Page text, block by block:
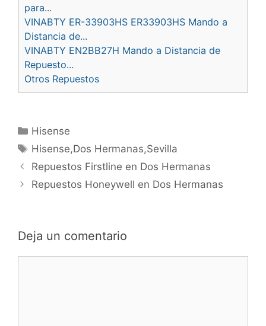
para...
VINABTY ER-33903HS ER33903HS Mando a
Distancia de...
VINABTY EN2BB27H Mando a Distancia de
Repuesto...
Otros Repuestos
Categorías
Hisense
Etiquetas
Hisense,Dos Hermanas,Sevilla
Navegación
de
entradas
Repuestos Firstline en Dos Hermanas
Repuestos Honeywell en Dos Hermanas
Deja un comentario